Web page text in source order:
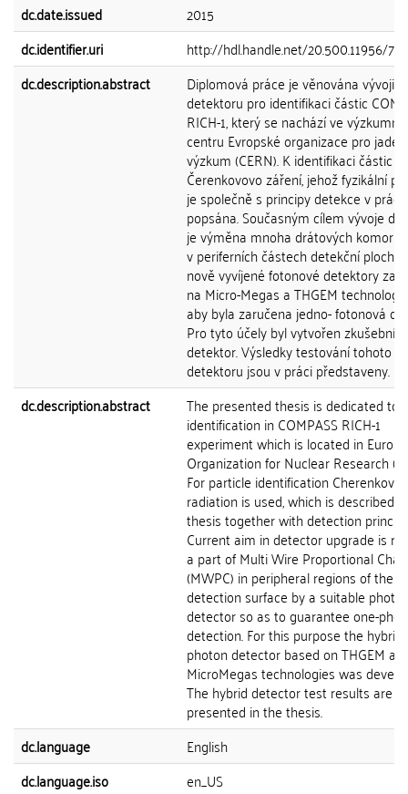
dc.date.issued
2015
dc.identifier.uri
http://hdl.handle.net/20.500.11956/
dc.description.abstract
Diplomová práce je věnována vývoji
detektoru pro identifikaci částic
RICH-1, který se nachází ve
centru Evropské organizace pro
výzkum (CERN). K identifikaci částic
Čerenkovovo záření, jehož fyzikální
je společně s principy detekce v práci
popsána. Současným cílem vývoje
je výměna mnoha drátových komor
v periferních částech detekční plochy
nově vyvíjené fotonové detektory
na Micro-Megas a THGEM
aby byla zaručena jedno- fotonová
Pro tyto účely byl vytvořen zkušební
detektor. Výsledky testování tohoto
detektoru jsou v práci představeny.
dc.description.abstract
The presented thesis is dedicated to
identification in COMPASS RICH-1
experiment which is located in
Organization for Nuclear Research
For particle identification Cherenkov
radiation is used, which is described
thesis together with detection
Current aim in detector upgrade is
a part of Multi Wire Proportional
(MWPC) in peripheral regions of the
detection surface by a suitable
detector so as to guarantee one-
detection. For this purpose the hybrid
photon detector based on THGEM
MicroMegas technologies was
The hybrid detector test results are
presented in the thesis.
dc.language
English
dc.language.iso
en_US